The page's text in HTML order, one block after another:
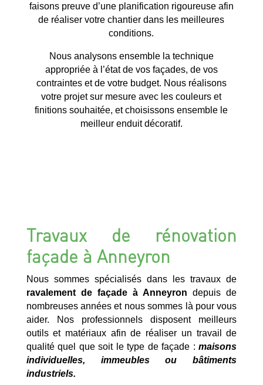
faisons preuve d’une planification rigoureuse afin
de réaliser votre chantier dans les meilleures
conditions.
Nous analysons ensemble la technique
appropriée à l’état de vos façades, de vos
contraintes et de votre budget. Nous réalisons
votre projet sur mesure avec les couleurs et
finitions souhaitée, et choisissons ensemble le
meilleur enduit décoratif.
Travaux de rénovation
façade à Anneyron
Nous sommes spécialisés dans les travaux de
ravalement de façade à Anneyron depuis de
nombreuses années et nous sommes là pour vous
aider. Nos professionnels disposent meilleurs
outils et matériaux afin de réaliser un travail de
qualité quel que soit le type de façade :maisons
individuelles, immeubles ou bâtiments
industriels.